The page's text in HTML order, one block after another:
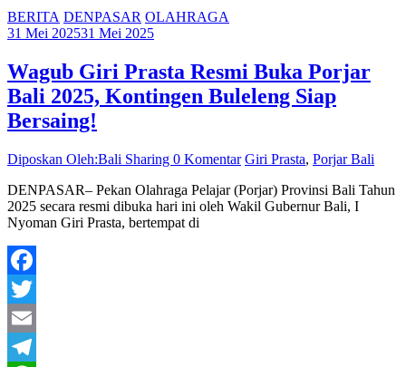
BERITA DENPASAR OLAHRAGA
31 Mei 202531 Mei 2025
Wagub Giri Prasta Resmi Buka Porjar
Bali 2025, Kontingen Buleleng Siap
Bersaing!
Diposkan Oleh:Bali Sharing 0 Komentar Giri Prasta, Porjar Bali
DENPASAR– Pekan Olahraga Pelajar (Porjar) Provinsi Bali Tahun
2025 secara resmi dibuka hari ini oleh Wakil Gubernur Bali, I
Nyoman Giri Prasta, bertempat di
Facebook
Twitter
Email